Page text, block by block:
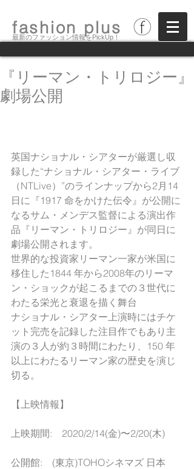
最新のファッション情報をPickUp！
fashion plus
『リーマン・トリロジー』
劇場公開
英国ナショナル・シアターが厳選し収
録した“ナショナル・シアター・ライブ
（NTLive）”のラインナップから2月14
日に『1917 命をかけた伝令』が公開に
なるサム・メンデス監督による演出作
品『リーマン・トリロジー』が同日に
劇場公開されます。
世界的な投資家リーマン一家が米国に
移住した1844 年から2008年のリーマ
ン・ショックが起こるまでの３世代に
わたる栄光と衰退を描く舞台
ナショナル・シアター上演時にはチケ
ット完売を記録した注目作でもあり主
演の３人が約３時間にわたり、150 年
以上にわたるリーマン家の歴史を演じ
切る。
【上映情報】
上映期間:　2020/2/14(金)〜2/20(木)
公開館:　(東京)TOHOシネマズ 日本